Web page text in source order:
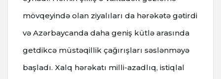
mövqeyində olan ziyalıları da hərəkətə gətirdi
və Azərbaycanda daha geniş kütlə arasında
getdikcə müstəqillik çağırışları səslənməyə
başladı. Xalq hərəkatı milli-azadlıq, istiqlal